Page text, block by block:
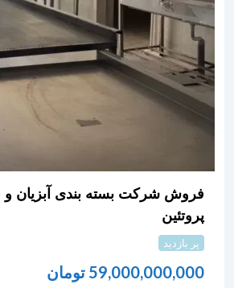
فروش شرکت بسته بندی آبزیان و
پروتئین
پر بازدید
59,000,000,000 تومان